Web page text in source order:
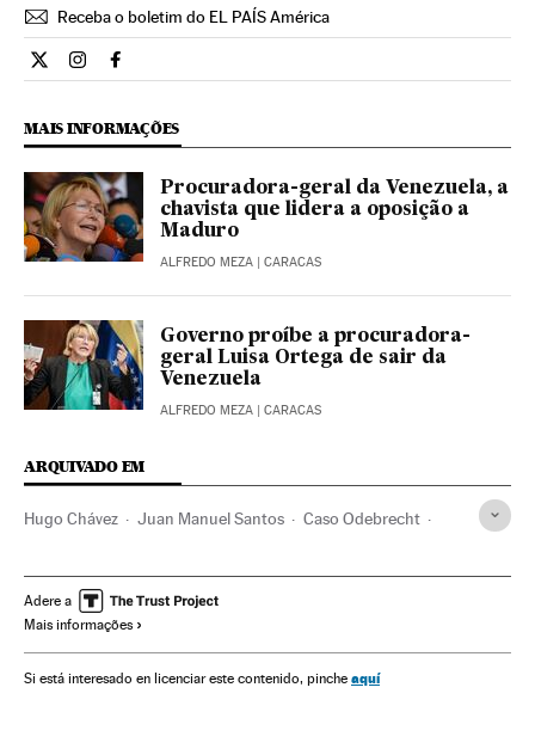
Receba o boletim do EL PAÍS América
Internacional El País Brasil en Twitter
Internacional El País Brasil en Instagram
Internacional El País Brasil en Facebook
MAIS INFORMAÇÕES
Procuradora-geral da Venezuela, a
chavista que lidera a oposição a
Maduro
ALFREDO MEZA | CARACAS
Governo proíbe a procuradora-
geral Luisa Ortega de sair da
Venezuela
ALFREDO MEZA | CARACAS
ARQUIVADO EM
Hugo Chávez Juan Manuel Santos Caso Odebrecht
Colômbia Corrupção política
Casos judiciais
América Latina Construção América Empresas
Adere a
Mais informações
Si está interesado en licenciar este contenido, pinche aquí